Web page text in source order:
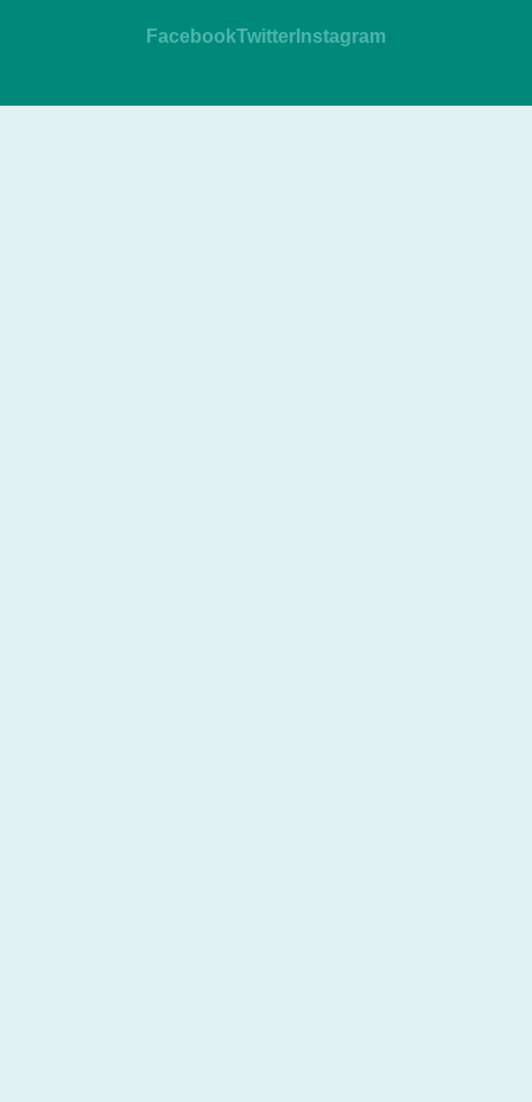
FacebookTwitter Instagram